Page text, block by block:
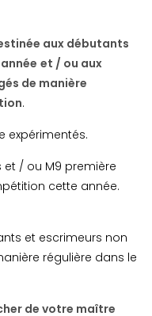
aux débutants
et / ou aux
de manière
.
expérimentés.
et / ou M9 première
cette année.
et escrimeurs non
régulière dans le
de votre maître